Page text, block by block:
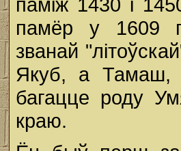
памёр у 1609
званай
Якуб, а Тамаш,
багацце роду
краю.